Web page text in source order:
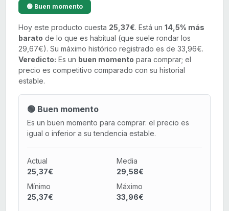
🟢 Buen momento
Hoy este producto cuesta 25,37€. Está un 14,5% más
barato de lo que es habitual (que suele rondar los
29,67€). Su máximo histórico registrado es de 33,96€.
Veredicto: Es un buen momento para comprar; el
precio es competitivo comparado con su historial
estable.
🟢 Buen momento
Es un buen momento para comprar: el precio es
igual o inferior a su tendencia estable.
Actual
25,37€
Media
29,58€
Mínimo
25,37€
Máximo
33,96€